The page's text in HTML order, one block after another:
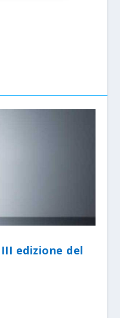
edizione del